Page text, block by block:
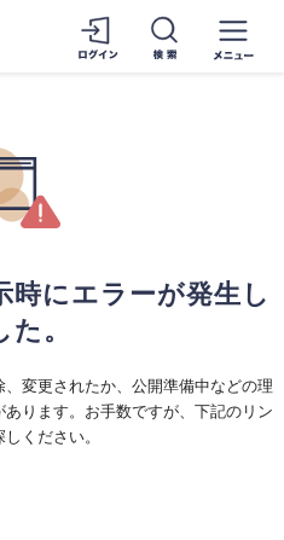
時にエラーが発生し
た。
変更されたか、公開準備中などの理
ります。お手数ですが、下記のリン
ください。